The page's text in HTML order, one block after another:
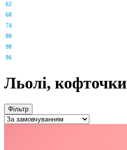
62
68
74
80
98
86
Льолі, кофточки
Фільтр